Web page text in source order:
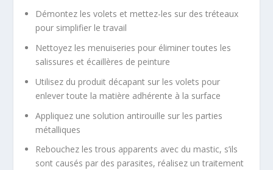
Démontez les volets et mettez-les sur des tréteaux
pour simplifier le travail
Nettoyez les menuiseries pour éliminer toutes les
salissures et écaillères de peinture
Utilisez du produit décapant sur les volets pour
enlever toute la matière adhérente à la surface
Appliquez une solution antirouille sur les parties
métalliques
Rebouchez les trous apparents avec du mastic, s’ils
sont causés par des parasites, réalisez un traitement